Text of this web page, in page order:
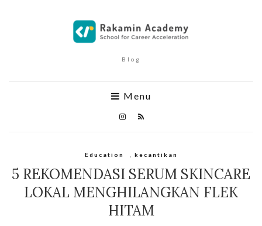
Blog
Menu
Education kecantikan
5 REKOMENDASI SERUM SKINCARE
LOKAL MENGHILANGKAN FLEK
HITAM